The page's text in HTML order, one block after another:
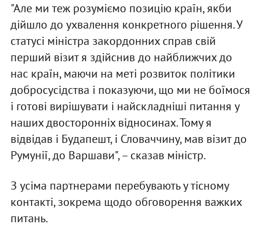
"Але ми теж розуміємо позицію країн, якби
дійшло до ухвалення конкретного рішення. У
статусі міністра закордонних справ свій
перший візит я здійснив до найближчих до
нас країн, маючи на меті розвиток політики
добросусідства і показуючи, що ми не боїмося
і готові вирішувати і найскладніші питання у
наших двосторонніх відносинах. Тому я
відвідав і Будапешт, і Словаччину, мав візит до
Румунії, до Варшави", – сказав міністр.
З усіма партнерами перебувають у тісному
контакті, зокрема щодо обговорення важких
питань.